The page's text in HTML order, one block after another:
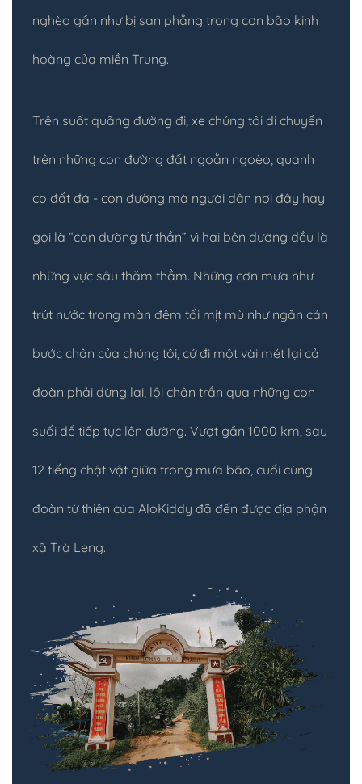
nghèo gần như bị san phẳng trong cơn bão kinh
hoàng của miền Trung.
Trên suốt quãng đường đi, xe chúng tôi di chuyển
trên những con đường đất ngoằn ngoèo, quanh
co đất đá - con đường mà người dân nơi đây hay
gọi là “con đường tử thần” vì hai bên đường đều là
những vực sâu thăm thẳm. Những cơn mưa như
trút nước trong màn đêm tối mịt mù như ngăn cản
bước chân của chúng tôi, cứ đi một vài mét lại cả
đoàn phải dừng lại, lội chân trần qua những con
suối để tiếp tục lên đường. Vượt gần 1000 km, sau
12 tiếng chật vật giữa trong mưa bão, cuối cùng
đoàn từ thiện của AloKiddy đã đến được địa phận
xã Trà Leng.